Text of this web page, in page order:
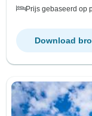
Prijs gebaseerd op
Download